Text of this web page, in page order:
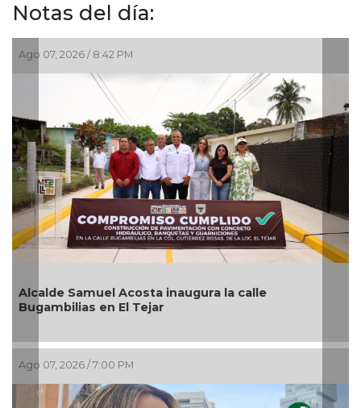
Notas del día:
Ago 07, 2026 / 8:42 PM
Alcalde Samuel Acosta inaugura la calle
Bugambilias en El Tejar
Ago 07, 2026 / 7:00 PM